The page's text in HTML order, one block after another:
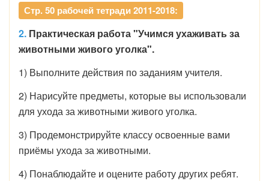
Стр. 50 рабочей тетради 2011-2018:
2. Практическая работа "Учимся ухаживать за
животными живого уголка".
1) Выполните действия по заданиям учителя.
2) Нарисуйте предметы, которые вы использовали
для ухода за животными живого уголка.
3) Продемонстрируйте классу освоенные вами
приёмы ухода за животными.
4) Понаблюдайте и оцените работу других ребят.